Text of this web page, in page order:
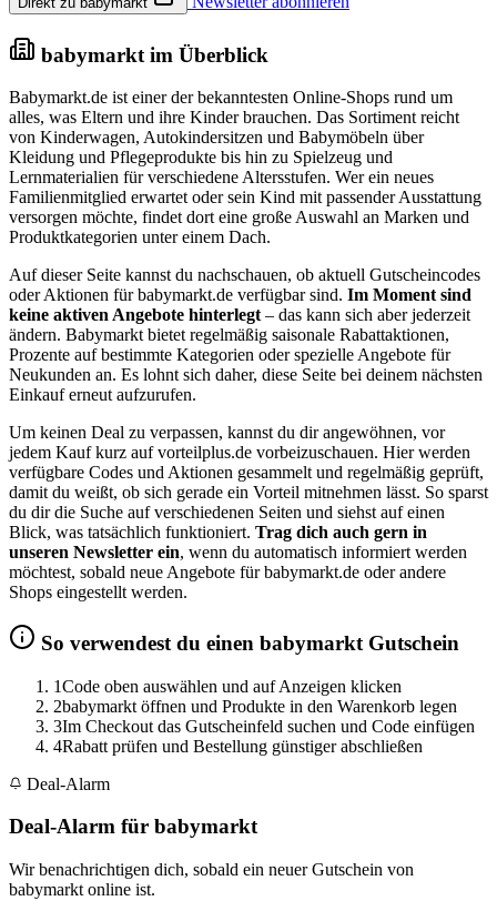
babymarkt im Überblick
Babymarkt.de ist einer der bekanntesten Online-Shops rund um
alles, was Eltern und ihre Kinder brauchen. Das Sortiment reicht
von Kinderwagen, Autokindersitzen und Babymöbeln über
Kleidung und Pflegeprodukte bis hin zu Spielzeug und
Lernmaterialien für verschiedene Altersstufen. Wer ein neues
Familienmitglied erwartet oder sein Kind mit passender Ausstattung
versorgen möchte, findet dort eine große Auswahl an Marken und
Produktkategorien unter einem Dach.
Auf dieser Seite kannst du nachschauen, ob aktuell Gutscheincodes
oder Aktionen für babymarkt.de verfügbar sind. Im Moment sind
keine aktiven Angebote hinterlegt – das kann sich aber jederzeit
ändern. Babymarkt bietet regelmäßig saisonale Rabattaktionen,
Prozente auf bestimmte Kategorien oder spezielle Angebote für
Neukunden an. Es lohnt sich daher, diese Seite bei deinem nächsten
Einkauf erneut aufzurufen.
Um keinen Deal zu verpassen, kannst du dir angewöhnen, vor
jedem Kauf kurz auf vorteilplus.de vorbeizuschauen. Hier werden
verfügbare Codes und Aktionen gesammelt und regelmäßig geprüft,
damit du weißt, ob sich gerade ein Vorteil mitnehmen lässt. So sparst
du dir die Suche auf verschiedenen Seiten und siehst auf einen
Blick, was tatsächlich funktioniert. Trag dich auch gern in
unseren Newsletter ein, wenn du automatisch informiert werden
möchtest, sobald neue Angebote für babymarkt.de oder andere
Shops eingestellt werden.
So verwendest du einen babymarkt Gutschein
1Code oben auswählen und auf Anzeigen klicken
2babymarkt öffnen und Produkte in den Warenkorb legen
3Im Checkout das Gutscheinfeld suchen und Code einfügen
4Rabatt prüfen und Bestellung günstiger abschließen
Deal-Alarm
Deal-Alarm für babymarkt
Wir benachrichtigen dich, sobald ein neuer Gutschein von
babymarkt online ist.